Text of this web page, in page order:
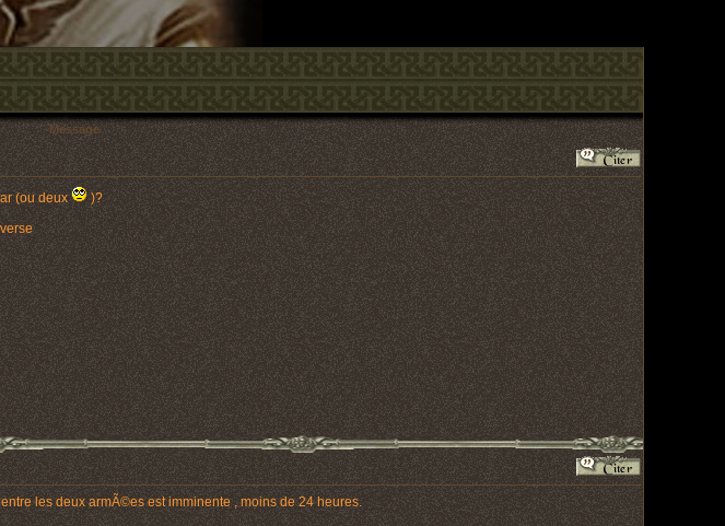
Message
(ou deux
)?
les deux armÃ©es est imminente , moins de 24 heures.